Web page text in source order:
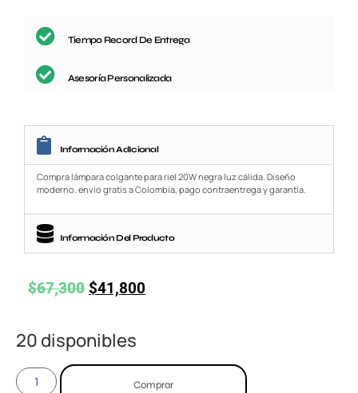
Tiempo Record De Entrega
Asesoría Personalizada
Información AdIcional
Compra lámpara colgante para riel 20W negra luz cálida. Diseño
moderno, envío gratis a Colombia, pago contraentrega y garantía.
Información Del Producto
$67,300 $41,800
20 disponibles
Comprar